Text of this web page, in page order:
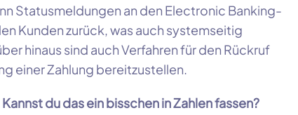
Statusmeldungen an den Electronic Banking-
Kunden zurück, was auch systemseitig
hinaus sind auch Verfahren für den Rückruf
einer Zahlung bereitzustellen.
du das ein bisschen in Zahlen fassen?